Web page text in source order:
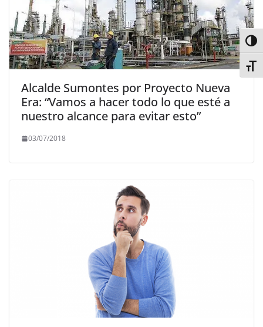
Alcalde Sumontes por Proyecto Nueva
Era: “Vamos a hacer todo lo que esté a
nuestro alcance para evitar esto”
03/07/2018